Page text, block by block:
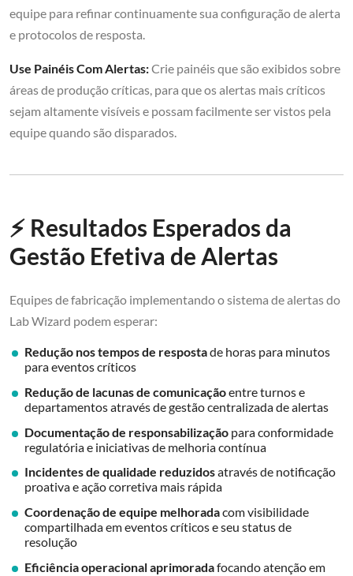
equipe para refinar continuamente sua configuração de alerta
e protocolos de resposta.
Use Painéis Com Alertas:Crie painéis que são exibidos sobre
áreas de produção críticas, para que os alertas mais críticos
sejam altamente visíveis e possam facilmente ser vistos pela
equipe quando são disparados.
⚡ Resultados Esperados da
Gestão Efetiva de Alertas
Equipes de fabricação implementando o sistema de alertas do
Lab Wizard podem esperar:
Redução nos tempos de respostade horas para minutos
para eventos críticos
Redução de lacunas de comunicaçãoentre turnos e
departamentos através de gestão centralizada de alertas
Documentação de responsabilização para conformidade
regulatória e iniciativas de melhoria contínua
Incidentes de qualidade reduzidosatravés de notificação
proativa e ação corretiva mais rápida
Coordenação de equipe melhoradacom visibilidade
compartilhada em eventos críticos e seu status de
resolução
Eficiência operacional aprimoradafocando atenção em